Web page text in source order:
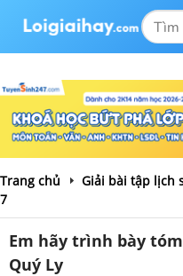
Trang chủ
Giải bài tập lịch
7
Em hãy trình bày
Quý Ly